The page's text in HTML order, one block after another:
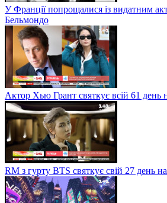
У Франції попрощалися із видатним
Бельмондо
Актор Хью Грант святкує всій 61 день
RM з гурту BTS святкує свій 27 день